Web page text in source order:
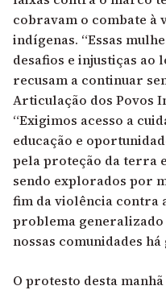
cobravam o combate à
indígenas. “Essas
desafios e injustiças ao
recusam a continuar
Articulação dos Povos
“Exigimos acesso a
educação e
pela proteção da terra
sendo explorados por
fim da violência contra
problema
nossas comunidades há
O protesto desta